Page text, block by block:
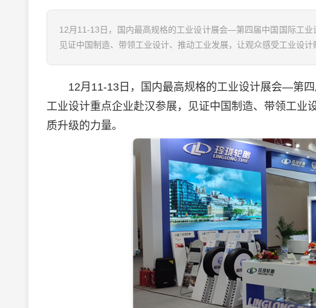
12月11-13日，国内最高规格的工业设计展会—第四届中国国际工
见证中国制造、带领工业设计、推动工业发展，让观众感受工业设
12月11-13日，国内最高规格的工业设计展会—第四
工业设计重点企业赴汉参展，见证中国制造、带领工业
质升级的力量。